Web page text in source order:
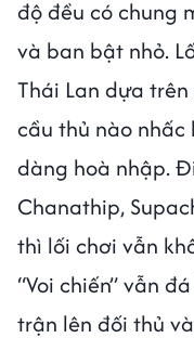
độ đều có chung
và ban bật nhỏ.
Thái Lan dựa
cầu thủ nào nhấc
dàng hoà nhập.
Chanathip,
thì lối chơi vẫn
“Voi chiến” vẫn
trận lên đối thủ